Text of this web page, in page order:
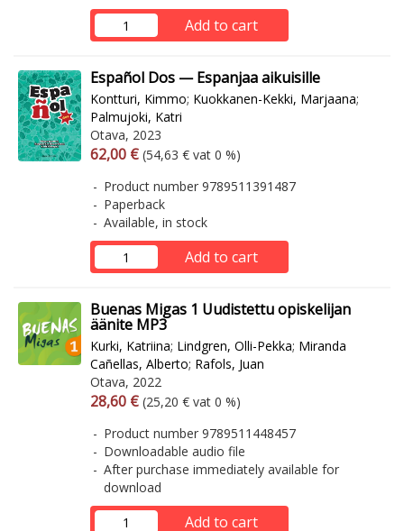
Add to cart
Español Dos — Espanjaa aikuisille
Kontturi, Kimmo; Kuokkanen-Kekki, Marjaana;
Palmujoki, Katri
Otava, 2023
Arvonlisäverollinen hinta
62,00 € Excl. vat
(54,63 € vat 0 %)
Product number 9789511391487
Paperback
Available, in stock
Add to cart
Buenas Migas 1 Uudistettu opiskelijan
äänite MP3
Kurki, Katriina; Lindgren, Olli-Pekka; Miranda
Cañellas, Alberto; Rafols, Juan
Otava, 2022
Arvonlisäverollinen hinta
28,60 € Excl. vat
(25,20 € vat 0 %)
Product number 9789511448457
Downloadable audio file
After purchase immediately available for
download
Add to cart